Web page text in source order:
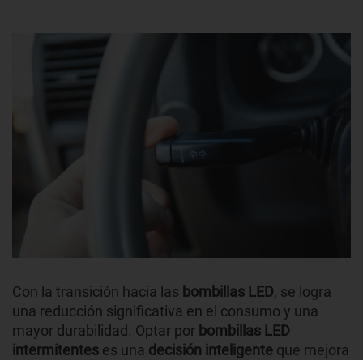
Con la transición hacia las bombillas LED, se logra
una reducción significativa en el consumo y una
mayor durabilidad. Optar por bombillas LED
intermitentes es una decisión inteligente que mejora